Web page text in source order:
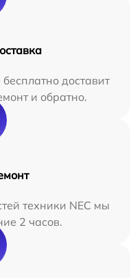
доставит
и обратно.
техники NEC мы
2 часов.